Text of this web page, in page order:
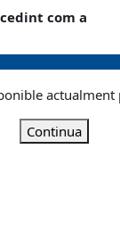
com a
actualment
Continua